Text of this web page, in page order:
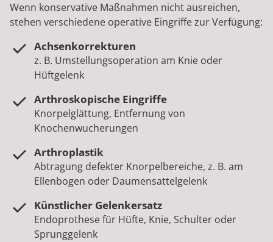
Wenn konservative Maßnahmen nicht ausreichen,
stehen verschiedene operative Eingriffe zur Verfügung:
Achsenkorrekturen
z. B. Umstellungsoperation am Knie oder
Hüftgelenk
Arthroskopische Eingriffe
Knorpelglättung, Entfernung von
Knochenwucherungen
Arthroplastik
Abtragung defekter Knorpelbereiche, z. B. am
Ellenbogen oder Daumensattelgelenk
Künstlicher Gelenkersatz
Endoprothese für Hüfte, Knie, Schulter oder
Sprunggelenk